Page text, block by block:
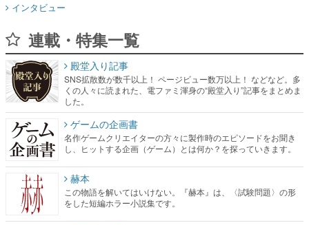
インタビュー
連載・特集一覧
殿堂入り記事
SNS拡散数が数千以上！ ページビュー数万以上！ などなど。多
くの人々に読まれた、電ファミ渾身の“殿堂入り”記事をまとめま
した。
ゲームの企画書
名作ゲームクリエイターの方々に製作時のエピソードをお聞き
し、ヒットする企画（ゲーム）とは何か？を探っていきます。
赫本
この物語を解いてはいけない。『赫本』は、〈試験問題〉の形
をした短編ホラー小説集です。